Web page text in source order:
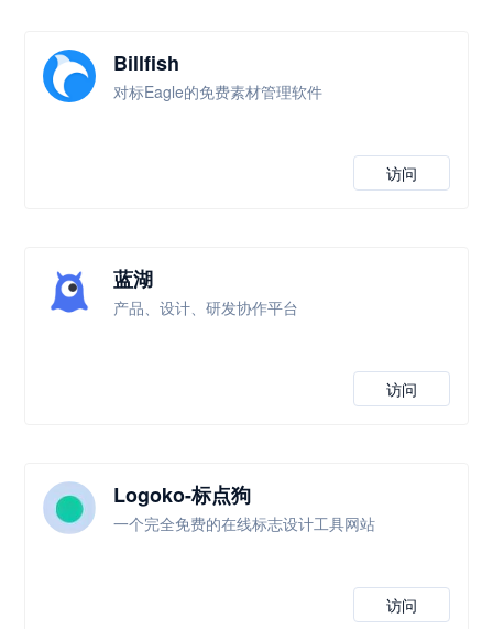
Billfish
对标Eagle的免费素材管理软件
访问
蓝湖
产品、设计、研发协作平台
访问
Logoko-标点狗
一个完全免费的在线标志设计工具网站
访问